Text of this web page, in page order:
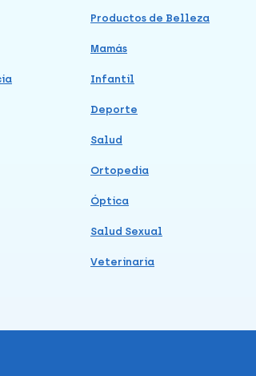
Productos de Belleza
Mamás
Infantil
Deporte
Salud
Ortopedia
Óptica
Salud Sexual
Veterinaria